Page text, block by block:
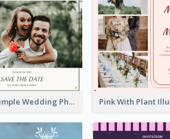
Green Simple Wedding Photo Wedding Invitation